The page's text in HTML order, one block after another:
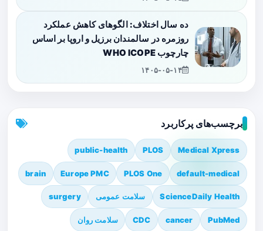
ده سال اختلاف: الگوهای کاهش عملکرد
روزمره در سالمندان برزیل و اروپا بر اساس
چارچوب WHO ICOPE
۱۴۰۵-۰۵-۱۴
برچسب‌های پرکاربرد
Medical Xpress
PLOS
public-health
default-medical
PLOS One
Europe PMC
brain
ScienceDaily Health سلامت عمومی surgery
PubMed
cancer
CDC سلامت روان